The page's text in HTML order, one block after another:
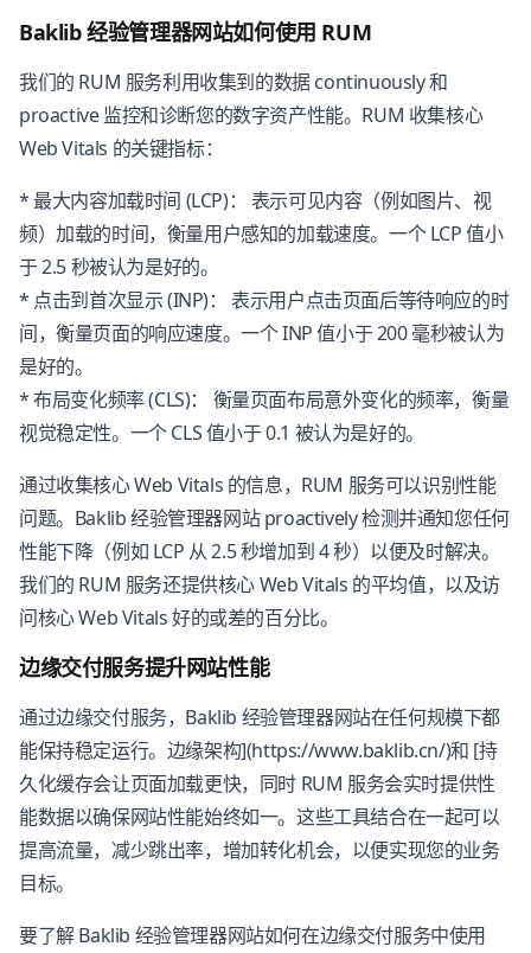
Baklib 经验管理器网站如何使用 RUM
我们的 RUM 服务利用收集到的数据 continuously 和
proactive 监控和诊断您的数字资产性能。RUM 收集核心
Web Vitals 的关键指标：
* 最大内容加载时间 (LCP)： 表示可见内容（例如图片、视
频）加载的时间，衡量用户感知的加载速度。一个 LCP 值小
于 2.5 秒被认为是好的。
* 点击到首次显示 (INP)： 表示用户点击页面后等待响应的时
间，衡量页面的响应速度。一个 INP 值小于 200 毫秒被认为
是好的。
* 布局变化频率 (CLS)： 衡量页面布局意外变化的频率，衡量
视觉稳定性。一个 CLS 值小于 0.1 被认为是好的。
通过收集核心 Web Vitals 的信息，RUM 服务可以识别性能
问题。Baklib 经验管理器网站 proactively 检测并通知您任何
性能下降（例如 LCP 从 2.5 秒增加到 4 秒）以便及时解决。
我们的 RUM 服务还提供核心 Web Vitals 的平均值，以及访
问核心 Web Vitals 好的或差的百分比。
边缘交付服务提升网站性能
通过边缘交付服务，Baklib 经验管理器网站在任何规模下都
能保持稳定运行。边缘架构](https://www.baklib.cn/)和 [持
久化缓存会让页面加载更快，同时 RUM 服务会实时提供性
能数据以确保网站性能始终如一。这些工具结合在一起可以
提高流量，减少跳出率，增加转化机会，以便实现您的业务
目标。
要了解 Baklib 经验管理器网站如何在边缘交付服务中使用